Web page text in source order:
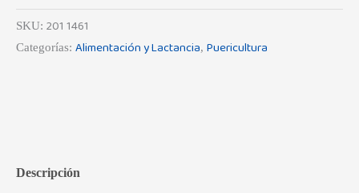
SKU: 201 1461
Categorías: Alimentación y Lactancia, Puericultura
Descripción